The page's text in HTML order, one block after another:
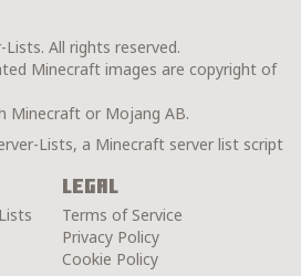
All rights reserved.
Minecraft images are copyright of
Minecraft or Mojang AB.
Lists, a Minecraft server list script
Legal
Terms of Service
Privacy Policy
Cookie Policy